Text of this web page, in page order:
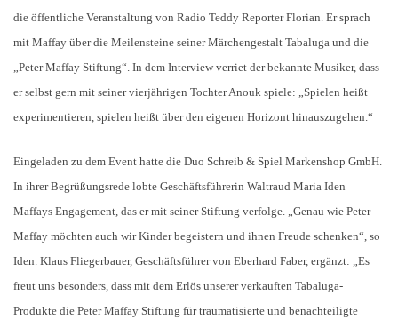
die öffentliche Veranstaltung von Radio Teddy Reporter Florian. Er sprach
mit Maffay über die Meilensteine seiner Märchengestalt Tabaluga und die
„Peter Maffay Stiftung“. In dem Interview verriet der bekannte Musiker, dass
er selbst gern mit seiner vierjährigen Tochter Anouk spiele: „Spielen heißt
experimentieren, spielen heißt über den eigenen Horizont hinauszugehen.“
Eingeladen zu dem Event hatte die Duo Schreib & Spiel Markenshop GmbH.
In ihrer Begrüßungsrede lobte Geschäftsführerin Waltraud Maria Iden
Maffays Engagement, das er mit seiner Stiftung verfolge. „Genau wie Peter
Maffay möchten auch wir Kinder begeistern und ihnen Freude schenken“, so
Iden. Klaus Fliegerbauer, Geschäftsführer von Eberhard Faber, ergänzt: „Es
freut uns besonders, dass mit dem Erlös unserer verkauften Tabaluga-
Produkte die Peter Maffay Stiftung für traumatisierte und benachteiligte